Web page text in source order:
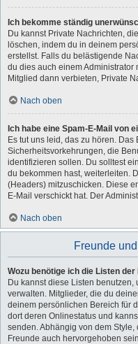
Ich bekomme ständig
Du kannst Private Nachrichten,
löschen, indem du in deinem
erstellst. Falls du belästigende
du dies auch einem
Mitglied dann verbieten, Private
Nach oben
Ich habe eine Spam-E-Mail von
Es tut uns leid, das zu hören.
Sicherheitsvorkehrungen, die
identifizieren sollen. Du solltest
du bekommen hast, weiterleiten.
(Headers) mitzuschicken. Diese
E-Mail verschickt hat. Der
Nach oben
Freunde
Wozu benötige ich die Listen
Du kannst diese Listen
verwalten. Mitglieder, die du
deinem persönlichen Bereich für
dort deren Onlinestatus und
senden. Abhängig von dem
Freunde auch hervorgehoben